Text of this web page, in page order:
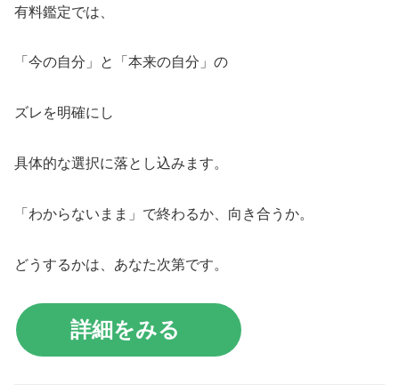
有料鑑定では、
「今の自分」と「本来の自分」の
ズレを明確にし
具体的な選択に落とし込みます。
「わからないまま」で終わるか、向き合うか。
どうするかは、あなた次第です。
詳細をみる